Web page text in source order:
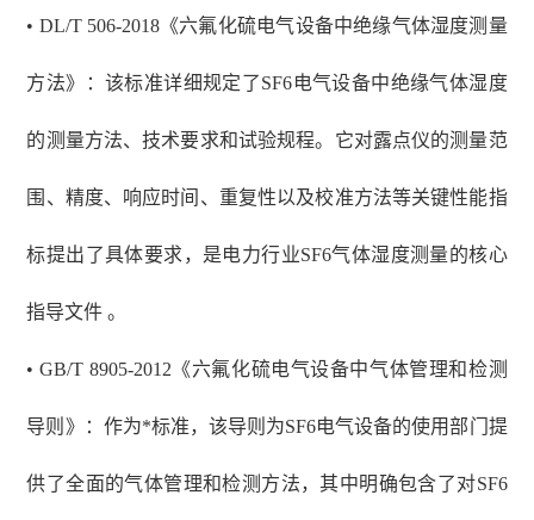
• DL/T 506-2018《六氟化硫电气设备中绝缘气体湿度测量
方法》：该标准详细规定了SF6电气设备中绝缘气体湿度
的测量方法、技术要求和试验规程。它对露点仪的测量范
围、精度、响应时间、重复性以及校准方法等关键性能指
标提出了具体要求，是电力行业SF6气体湿度测量的核心
指导文件 。
• GB/T 8905-2012《六氟化硫电气设备中气体管理和检测
导则》：作为*标准，该导则为SF6电气设备的使用部门提
供了全面的气体管理和检测方法，其中明确包含了对SF6